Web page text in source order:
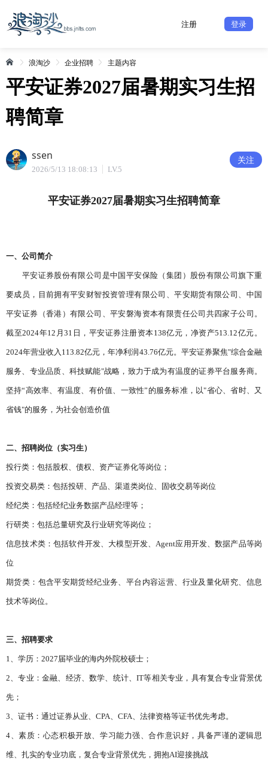
注册 登录
浪淘沙 企业招聘 主题内容
平安证券2027届暑期实习生招
聘简章
ssen
2026/5/13 18:08:13 LV.5
关注
平安证券2027届暑期实习生招聘简章
一、公司简介
平安证券股份有限公司是中国平安保险（集团）股份有限公司旗下重
要成员，目前拥有平安财智投资管理有限公司、平安期货有限公司、中国
平安证券（香港）有限公司、平安磐海资本有限责任公司共四家子公司。
截至2024年12月31日，平安证券注册资本138亿元，净资产513.12亿元。
2024年营业收入113.82亿元，年净利润43.76亿元。平安证券聚焦"综合金融
服务、专业品质、科技赋能"战略，致力于成为有温度的证券平台服务商。
坚持“高效率、有温度、有价值、一致性”的服务标准，以"省心、省时、又
省钱"的服务，为社会创造价值
二、招聘岗位（实习生）
投行类：包括股权、债权、资产证券化等岗位；
投资交易类：包括投研、产品、渠道类岗位、固收交易等岗位
经纪类：包括经纪业务数据产品经理等；
行研类：包括总量研究及行业研究等岗位；
信息技术类：包括软件开发、大模型开发、Agent应用开发、数据产品等岗
位
期货类：包含平安期货经纪业务、平台内容运营、行业及量化研究、信息
技术等岗位。
三、招聘要求
1、学历：2027届毕业的海内外院校硕士；
2、专业：金融、经济、数学、统计、IT等相关专业，具有复合专业背景优
先；
3、证书：通过证券从业、CPA、CFA、法律资格等证书优先考虑。
4、素质：心态积极开放、学习能力强、合作意识好，具备严谨的逻辑思
维、扎实的专业功底，复合专业背景优先，拥抱AI迎接挑战